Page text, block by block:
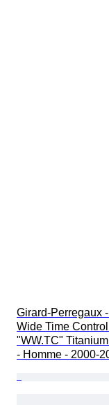
Girard-Perregaux
Wide Time Control
"WW.TC"
- Homme - 2000-